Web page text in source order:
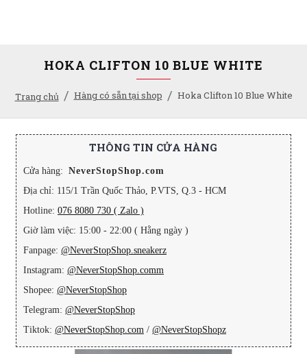
Trang chủ Hàng có sẵn tại shop Hoka Clifton 10 Blue White
HOKA CLIFTON 10 BLUE WHITE
THÔNG TIN CỬA HÀNG
Cửa hàng: NeverStopShop.com
Địa chỉ: 115/1 Trần Quốc Thảo, P.VTS, Q.3 - HCM
Hotline: 076 8080 730 ( Zalo )
Giờ làm việc: 15:00 - 22:00 ( Hằng ngày )
Fanpage: @NeverStopShop.sneakerz
Instagram: @NeverStopShop.comm
Shopee: @NeverStopShop
Telegram: @NeverStopShop
Tiktok: @NeverStopShop.com / @NeverStopShopz